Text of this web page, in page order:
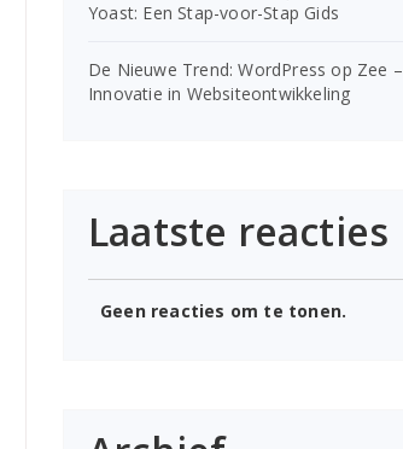
Yoast: Een Stap-voor-Stap Gids
De Nieuwe Trend: WordPress op Zee –
Innovatie in Websiteontwikkeling
Laatste reacties
Geen reacties om te tonen.